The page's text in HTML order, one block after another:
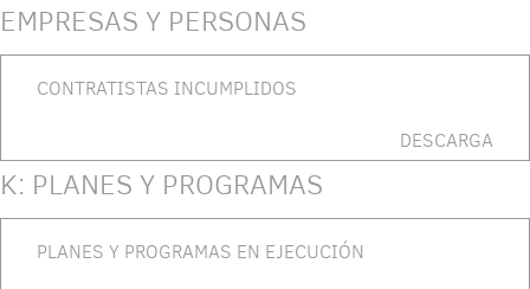
EMPRESAS Y PERSONAS
CONTRATISTAS INCUMPLIDOS
DESCARGA
K: PLANES Y PROGRAMAS
PLANES Y PROGRAMAS EN EJECUCIÓN